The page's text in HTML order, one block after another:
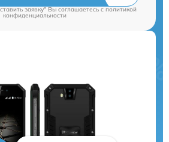
заявку" Вы соглашаетесь cполитикой
конфиденциальности